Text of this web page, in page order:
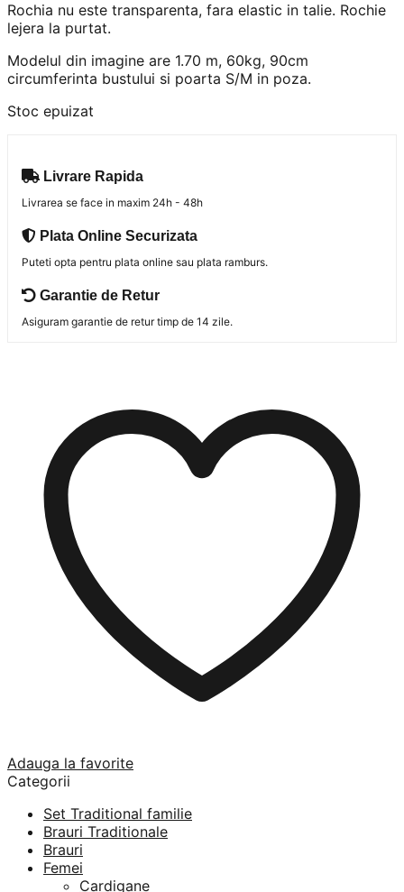
Rochia nu este transparenta, fara elastic in talie. Rochie
lejera la purtat.
Modelul din imagine are 1.70 m, 60kg, 90cm
circumferinta bustului si poarta S/M in poza.
Stoc epuizat
Livrare Rapida
Livrarea se face in maxim 24h - 48h
Plata Online Securizata
Puteti opta pentru plata online sau plata ramburs.
Garantie de Retur
Asiguram garantie de retur timp de 14 zile.
Adauga la favorite
Categorii
Set Traditional familie
Brauri Traditionale
Brauri
Femei
Cardigane